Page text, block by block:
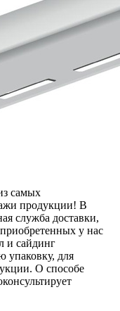
самых
продукции! В
служба доставки,
у нас
и сайдинг
упаковку, для
О способе